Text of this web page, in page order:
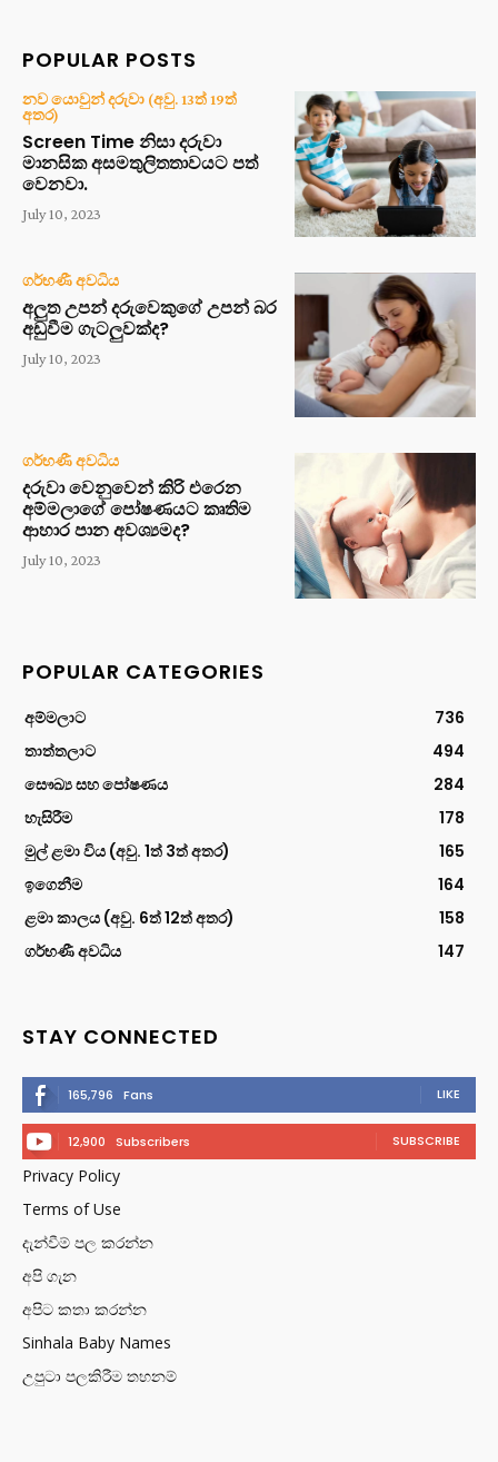
POPULAR POSTS
නව යොවුන් දරුවා (අවු. 13ත් 19ත්
අතර)
Screen Time නිසා දරුවා
මානසික අසමතුලිතතාවයට පත්
වෙනවා.
July 10, 2023
ගර්භණී අවධිය
අලුත උපන් දරුවෙකුගේ උපන් බර
අඩුවීම ගැටලුවක්ද?
July 10, 2023
ගර්භණී අවධිය
දරුවා වෙනුවෙන් කිරි එරෙන
අම්මලාගේ පෝෂණයට කෘතිම
ආහාර පාන අවශ්‍යමද?
July 10, 2023
POPULAR CATEGORIES
අම්මලාට
736
තාත්තලාට
494
සෞඛ්‍ය සහ පෝෂණය
284
හැසිරීම
178
මුල් ළමා විය (අවු. 1ත් 3ත් අතර)
165
ඉගෙනීම
164
ළමා කාලය (අවු. 6ත් 12ත් අතර)
158
ගර්භණී අවධිය
147
STAY CONNECTED
165,796 Fans LIKE
12,900 Subscribers SUBSCRIBE
Privacy Policy
Terms of Use
දැන්වීම් පල කරන්න
අපි ගැන
අපිට කතා කරන්න
Sinhala Baby Names
උපුටා පලකිරීම තහනම්